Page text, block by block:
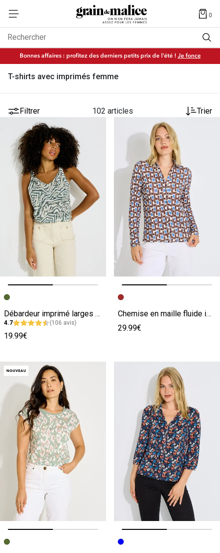
0
Rechercher
Bonnes affaires : profitez des derniers petits prix de l'été ! Je fonce
T-shirts avec imprimés femme
Filtrer 102 articles Trier
Image précédente
Image suivante
Débardeur imprimé larges bretelles femme
4.7 (106 avis)
19.99€
Image précédente
Image suivante
Chemise en maille fluide imprimée femme
29.99€
Image précédente
Image suivante
Image précédente
Image suivante